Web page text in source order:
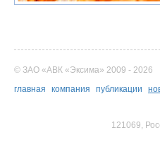
© ЗАО «АВК «Эксима» 2009 - 2026
главная
компания публикации
121069,